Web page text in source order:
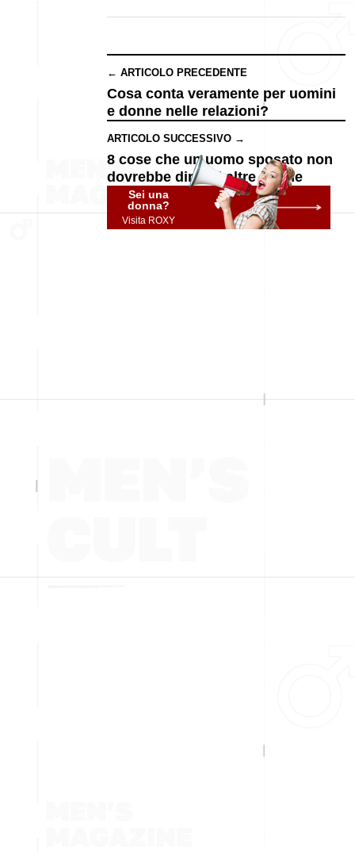
← ARTICOLO PRECEDENTE
Cosa conta veramente per uomini
e donne nelle relazioni?
ARTICOLO SUCCESSIVO →
8 cose che un uomo sposato non
dovrebbe dire ad altre donne
Sei una
donna?
Visita ROXY